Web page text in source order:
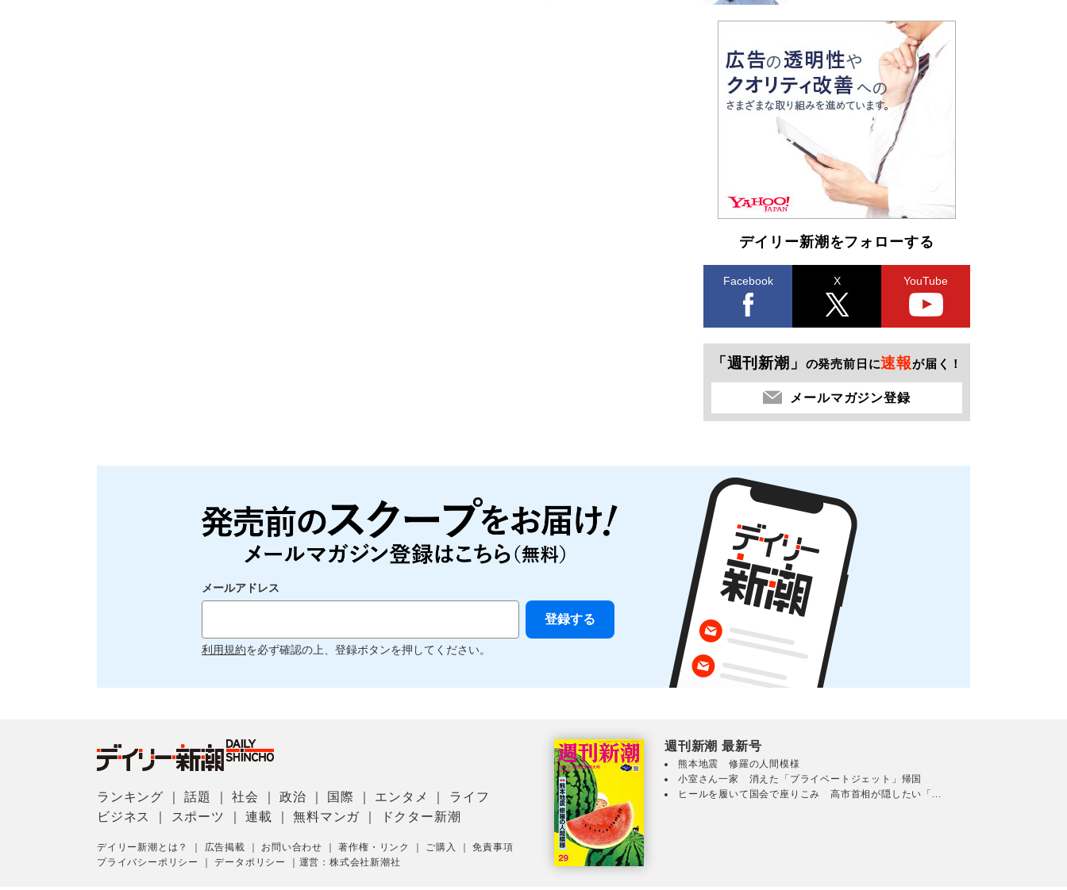
デイリー新潮をフォローする
Facebook X YouTube
「週刊新潮」 の発売前日に速報が届く！
メールマガジン登録
メールアドレス
利用規約を必ず確認の上、登録ボタンを押してください。
ランキング ｜話題 ｜社会 ｜政治 国際 エンタメ
ライフ
ビジネス
スポーツ ｜連載 ｜無料マンガ ドクター新潮
デイリー新潮とは？ 広告掲載 お問い合わせ ｜著作権・リンク ご購入 ｜免責事項
プライバシーポリシー
｜データポリシー 運営：株式会社新潮社
週刊新潮 最新号
熊本地震 修羅の人間模様
小室さん一家 消えた「プライベートジェット」帰国
ヒールを履いて国会で座りこみ 高市首相が隠したい「...